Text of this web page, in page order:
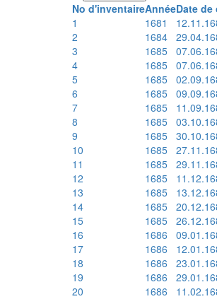
No d'inventaireAnnéeDate
1
1681
2
1684
3
1685
4
1685
5
1685
6
1685
7
1685
8
1685
9
1685
10
1685
11
1685
12
1685
13
1685
14
1685
15
1685
16
1686
17
1686
18
1686
19
1686
20
1686